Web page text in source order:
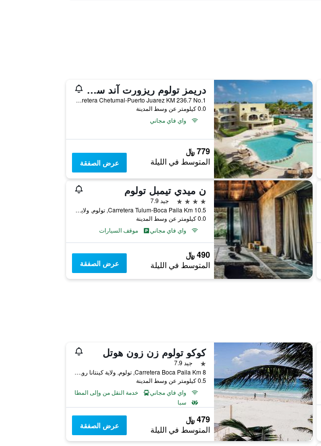
دريمز تولوم ريزورت آند سبا - بسعر شامل جميع الخدمات
Carretera Chetumal-Puerto Juarez KM 236.7 No.1, تولوم, ولاية كينتانا رو, المكسيك
0.0 كيلومتر عن وسط المدينة
واي فاي مجاني
779 ﷼
المتوسط في الليلة عرض الصفقة
ن ميدي تيمبل تولوم
4 نجوم
جيد 7.9
Carretera Tulum-Boca Paila Km 10.5, تولوم, ولاية كينتانا رو, المكسيك
0.0 كيلومتر عن وسط المدينة
واي فاي مجاني
موقف السيارات
490 ﷼
المتوسط في الليلة عرض الصفقة
كوكو تولوم زن زون هوتل
نجمة واحدة
جيد 7.9
Carretera Boca Paila Km 8, تولوم, ولاية كينتانا رو, المكسيك
0.5 كيلومتر عن وسط المدينة
واي فاي مجاني
خدمة النقل من وإلى المطار
سبا
479 ﷼
المتوسط في الليلة عرض الصفقة